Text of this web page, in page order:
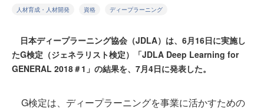
人材育成・人材開発 資格 ディープラーニング
日本ディープラーニング協会（JDLA）は、6月16日に実施し
たG検定（ジェネラリスト検定）「JDLA Deep Learning for
GENERAL 2018＃1」の結果を、7月4日に発表した。
G検定は、ディープラーニングを事業に活かすための